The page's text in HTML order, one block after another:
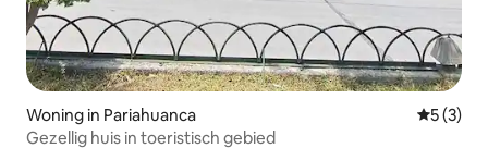
Woning in Pariahuanca
5 (3)
Gezellig huis in toeristisch gebied